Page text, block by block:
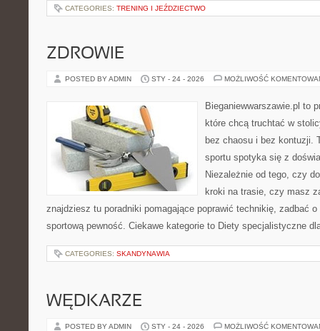
CATEGORIES: TRENING I JEŹDZIECTWO
ZDROWIE
POSTED BY ADMIN STY - 24 - 2026 MOŻLIWOŚĆ
Bieganiewwarszawie.pl to
które chcą truchtać w
bez chaosu i bez kontuzji.
sportu spotyka się z
Niezależnie od tego, czy
kroki na trasie, czy masz
znajdziesz tu poradniki pomagające poprawić technikię, zadbać
sportową pewność. Ciekawe kategorie to Diety specjalistyczne
CATEGORIES: SKANDYNAWIA
WĘDKARZE
POSTED BY ADMIN STY - 24 - 2026 MOŻLIWOŚĆ